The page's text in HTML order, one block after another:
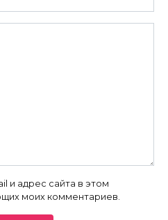
и адрес сайта в этом
моих комментариев.